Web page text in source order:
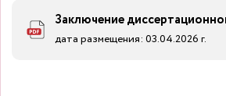
Заключение
дата размещения: 03.04.2026 г.